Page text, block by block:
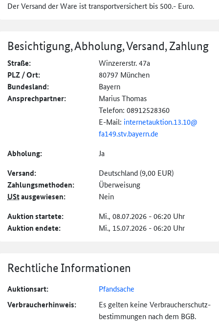
Der Versand der Ware ist transportversichert bis 500.- Euro.
Besichtigung, Abholung, Versand, Zahlung
Straße: Winzererstr. 47a
PLZ / Ort: 80797 München
Bundesland: Bayern
Ansprechpartner:
Marius Thomas
Telefon: 08912528360
E-Mail: internetauktion.13.10@
fa149.stv.bayern.de
Abholung: Ja
Versand: Deutschland (9,00 EUR)
Zahlungs­methoden: Überweisung
UStausgewiesen: Nein
Auktion startete: Mi., 08.07.2026 - 06:20 Uhr
Auktion endete: Mi., 15.07.2026 - 06:20 Uhr
Rechtliche Informationen
Auktionsart: Pfandsache
Verbraucher­hinweis:
Es gelten keine Verbraucher­schutz­
bestimmungen nach dem BGB.